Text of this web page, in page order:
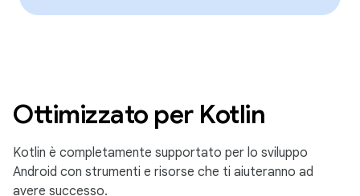
Ottimizzato per Kotlin
Kotlin è completamente supportato per lo sviluppo
Android con strumenti e risorse che ti aiuteranno ad
avere successo.